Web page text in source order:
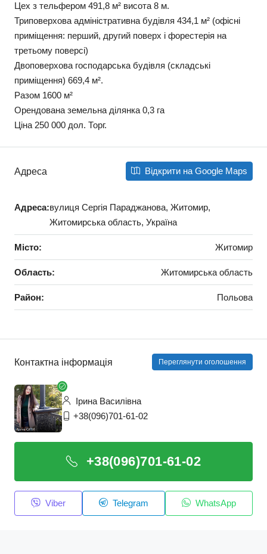
Цех з тельфером 491,8 м² висота 8 м.
Триповерхова адміністративна будівля 434,1 м² (офісні
приміщення: перший, другий поверх і форестерія на
третьому поверсі)
Двоповерхова господарська будівля (складські
приміщення) 669,4 м².
Разом 1600 м²
Орендована земельна ділянка 0,3 га
Ціна 250 000 дол. Торг.
Адреса Відкрити на Google Maps
Адреса:вулиця Сергія Параджанова, Житомир,
Житомирська область, Україна
Місто: Житомир
Область: Житомирська область
Район: Польова
Контактна інформація Переглянути оголошення
Ірина Василівна
+38(096)701-61-02
+38(096)701-61-02
Viber Telegram WhatsApp